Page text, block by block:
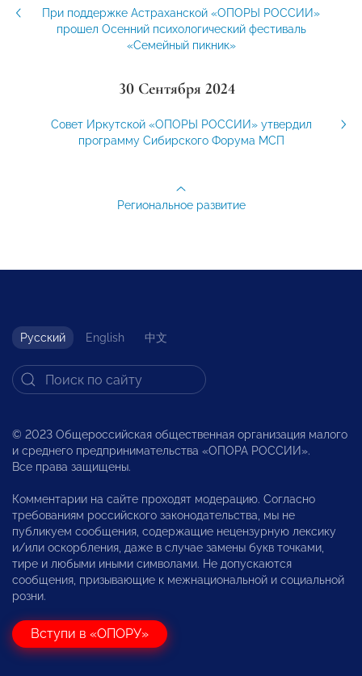
При поддержке Астраханской «ОПОРЫ РОССИИ»
прошел Осенний психологический фестиваль
«Семейный пикник»
30 Сентября 2024
Совет Иркутской «ОПОРЫ РОССИИ» утвердил
программу Сибирского Форума МСП
Региональное развитие
Русский English 中文
© 2023 Общероссийская общественная организация малого
и среднего предпринимательства «ОПОРА РОССИИ».
Все права защищены.
Комментарии на сайте проходят модерацию. Согласно
требованиям российского законодательства, мы не
публикуем сообщения, содержащие нецензурную лексику
и/или оскорбления, даже в случае замены букв точками,
тире и любыми иными символами. Не допускаются
сообщения, призывающие к межнациональной и социальной
розни.
Вступи в «ОПОРУ»